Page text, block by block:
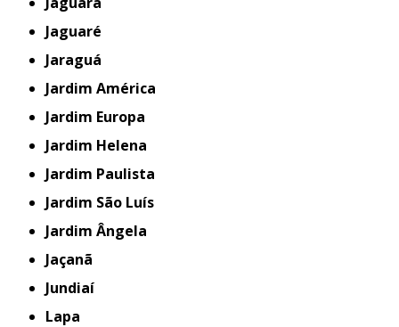
Jaguaré
Jaraguá
Jardim América
Jardim Europa
Jardim Helena
Jardim Paulista
Jardim São Luís
Jardim Ângela
Jaçanã
Jundiaí
Lapa